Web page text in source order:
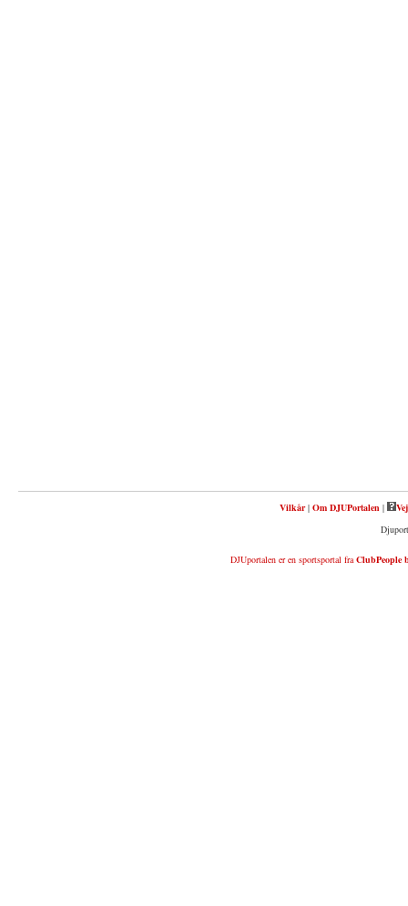
Vilkår| Om DJUPortalen|
DJUportalen er en sportsportal fraClubPeople